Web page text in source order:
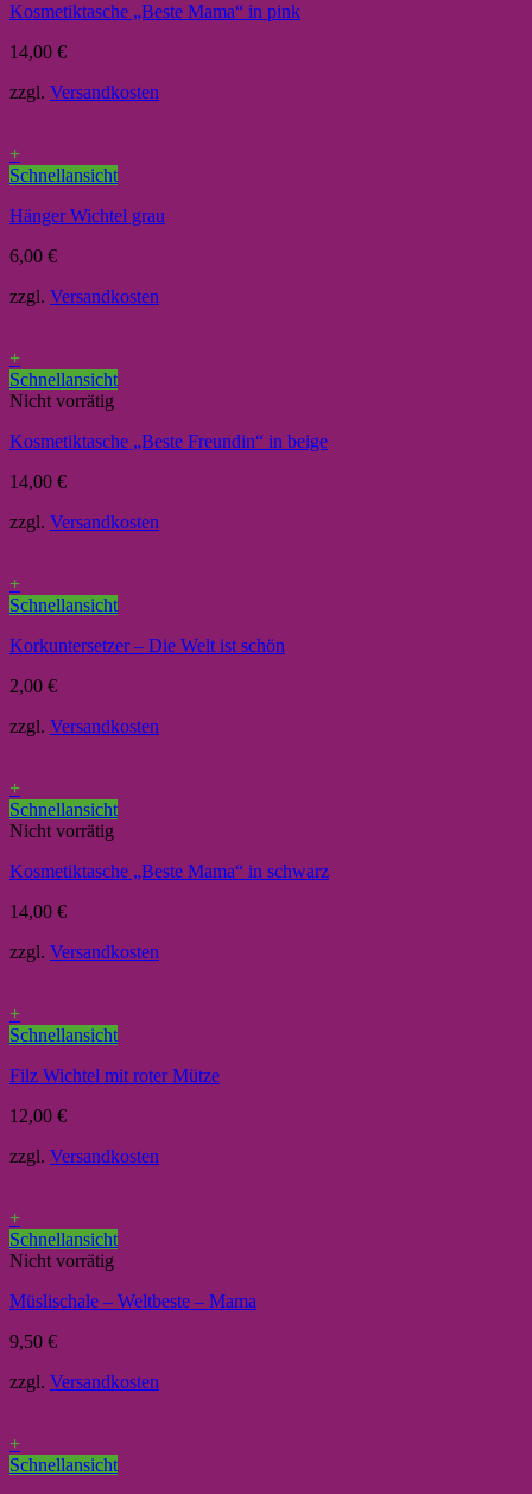
Kosmetiktasche „Beste Mama“ in pink
14,00 €
zzgl. Versandkosten
+
Schnellansicht
Hänger Wichtel grau
6,00 €
zzgl. Versandkosten
+
Schnellansicht
Nicht vorrätig
Kosmetiktasche „Beste Freundin“ in beige
14,00 €
zzgl. Versandkosten
+
Schnellansicht
Korkuntersetzer – Die Welt ist schön
2,00 €
zzgl. Versandkosten
+
Schnellansicht
Nicht vorrätig
Kosmetiktasche „Beste Mama“ in schwarz
14,00 €
zzgl. Versandkosten
+
Schnellansicht
Filz Wichtel mit roter Mütze
12,00 €
zzgl. Versandkosten
+
Schnellansicht
Nicht vorrätig
Müslischale – Weltbeste – Mama
9,50 €
zzgl. Versandkosten
+
Schnellansicht